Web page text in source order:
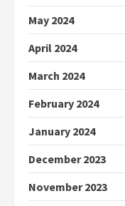
May 2024
April 2024
March 2024
February 2024
January 2024
December 2023
November 2023